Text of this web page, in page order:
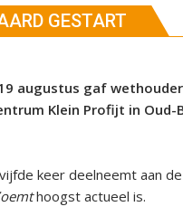
GESTART
augustus gaf
Klein Profijt in
keer deelneemt aan
hoogst actueel is.